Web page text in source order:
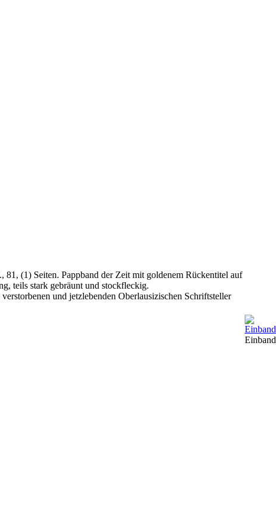
(1) Seiten. Pappband der Zeit mit goldenem Rückentitel auf
teils stark gebräunt und stockfleckig.
und jetzlebenden Oberlausizischen Schriftsteller
Einband